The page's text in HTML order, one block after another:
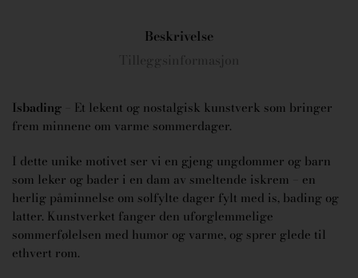
Beskrivelse
Tilleggsinformasjon
Isbading – Et lekent og nostalgisk kunstverk som bringer
frem minnene om varme sommerdager.
I dette unike motivet ser vi en gjeng ungdommer og barn
som leker og bader i en dam av smeltende iskrem – en
herlig påminnelse om solfylte dager fylt med is, bading og
latter. Kunstverket fanger den uforglemmelige
sommerfølelsen med humor og varme, og sprer glede til
ethvert rom.